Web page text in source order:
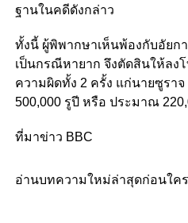
ฐานในคดีดังกล่าว
ทั้งนี้ ผู้พิพากษาเห็นพ้องกับอัยก
เป็นกรณีหายาก จึงตัดสินให้ลง
ความผิดทั้ง 2 ครั้ง แก่นายซูรา
500,000 รูปี หรือ ประมาณ
ที่มาข่าว BBC
อ่านบทความใหม่ล่าสุดก่อนใคร